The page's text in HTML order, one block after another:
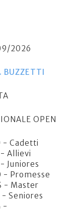
2026
BUZZETTI
OPEN
- Cadetti
- Allievi
- Juniores
- Promesse
- Master
- Seniores
-